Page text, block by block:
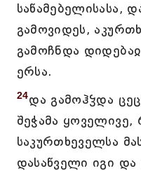
საწამებელისასა,
გამოვიდეს,
გამოჩნდა
ერსა.
24და გამოჰჴდა
შეჭამა ყოველივე,
საკურთხეველსა
დასაწველი იგი